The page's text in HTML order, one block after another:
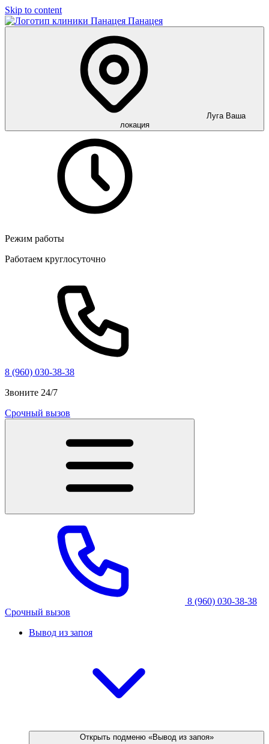
Skip to content
Панацея
Луга Ваша
локация
Режим работы
Работаем круглосуточно
8 (960) 030-38-38
Звоните 24/7
Срочный вызов
8 (960) 030-38-38
Срочный вызов
Вывод из запоя
Открыть подменю «Вывод из запоя»